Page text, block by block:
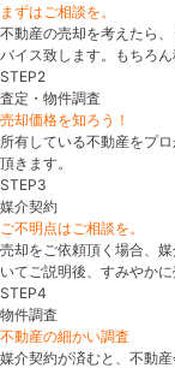
まずはご相談を。
不動産の売却を考えたら
バイス致します。もちろ
STEP2
査定・物件調査
売却価格を知ろう！
所有している不動産をプ
頂きます。
STEP3
媒介契約
ご不明点はご相談を。
売却をご依頼頂く場合、
いてご説明後、すみやかに
STEP4
物件調査
不動産の細かい調査
媒介契約が済むと、不動